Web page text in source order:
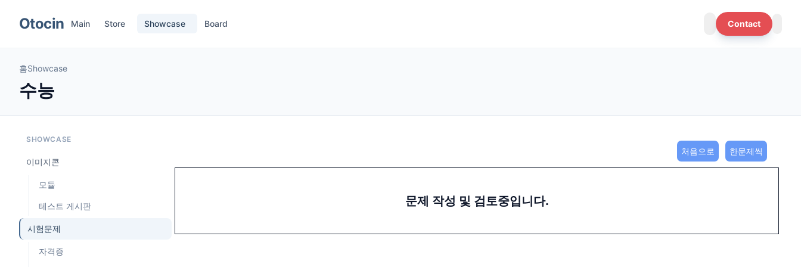
Otocin Main Store Showcase Board Contact
홈Showcase
수능
SHOWCASE
이미지콘
모듈
테스트 게시판
시험문제
자격증
처음으로 한문제씩
문제 작성 및 검토중입니다.